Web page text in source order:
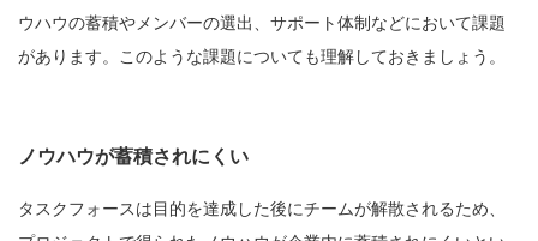
ウハウの蓄積やメンバーの選出、サポート体制などにおいて課題
があります。このような課題についても理解しておきましょう。
ノウハウが蓄積されにくい
タスクフォースは目的を達成した後にチームが解散されるため、